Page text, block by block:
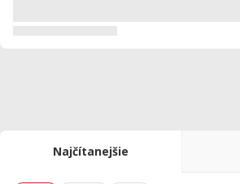
Najčítanejšie